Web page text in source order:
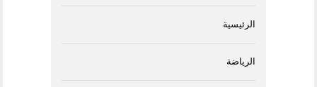
الرئيسية
الرياضة